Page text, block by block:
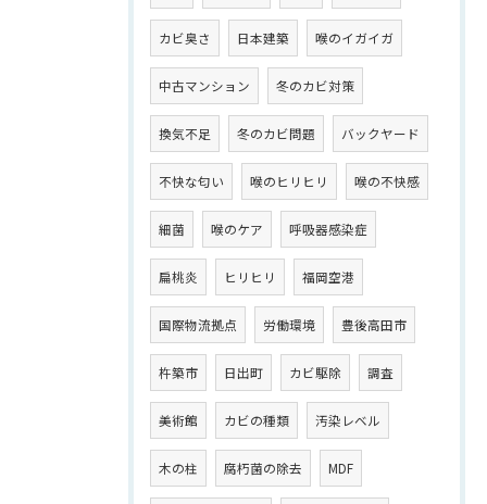
カビ臭さ 日本建築 喉のイガイガ
中古マンション 冬のカビ対策
換気不足 冬のカビ問題 バックヤード
不快な匂い 喉のヒリヒリ 喉の不快感
細菌 喉のケア 呼吸器感染症
扁桃炎 ヒリヒリ 福岡空港
国際物流拠点 労働環境 豊後高田市
杵築市 日出町 カビ駆除 調査
美術館 カビの種類 汚染レベル
木の柱 腐朽菌の除去 MDF